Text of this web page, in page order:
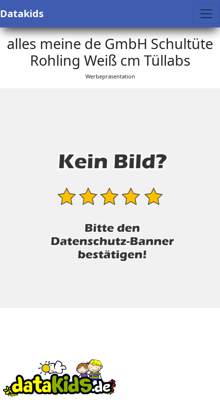
Datakids
alles meine de GmbH Schultüte
Rohling Weiß cm Tüllabs
Werbepräsentation